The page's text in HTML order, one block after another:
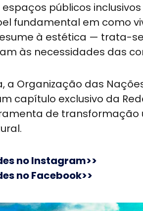
públicos
fundamental em como
à estética — trata-
às necessidades das
a Organização das
capítulo exclusivo da
de
no Instagram>>
no Facebook>>